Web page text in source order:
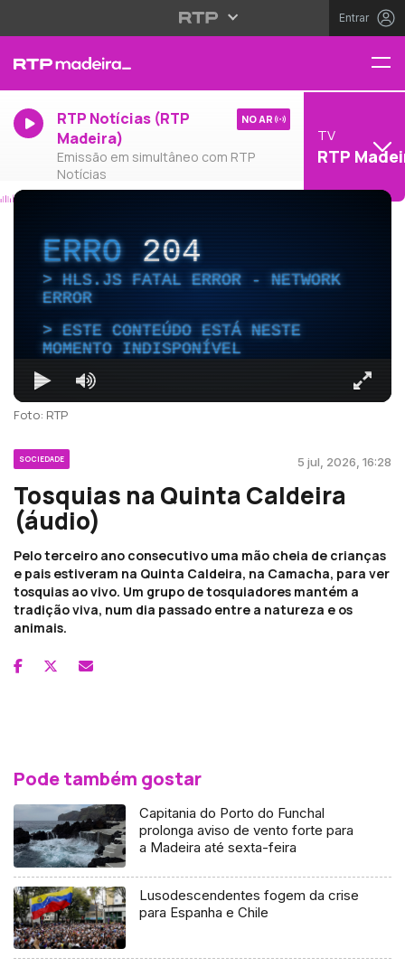
Entrar
RTP Notícias (RTP
Madeira)
Emissão em simultâneo com RTP
Notícias
NO AR
TV
RTP
ERRO204
HLS.JS FATAL ERROR - NETWORK
ERROR
ESTE CONTEÚDO ESTÁ NESTE
MOMENTO INDISPONÍVEL
Foto: RTP
SOCIEDADE 5 jul, 2026, 16:28
Tosquias na Quinta Caldeira
(áudio)
Pelo terceiro ano consecutivo uma mão cheia de crianças
e pais estiveram na Quinta Caldeira, na Camacha, para ver
tosquias ao vivo. Um grupo de tosquiadores mantém a
tradição viva, num dia passado entre a natureza e os
animais.
Pode também gostar
Capitania do Porto do Funchal
prolonga aviso de vento forte para
a Madeira até sexta-feira
Lusodescendentes fogem da crise
para Espanha e Chile